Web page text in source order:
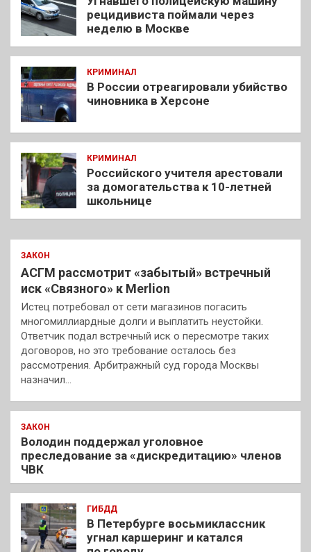
рецидивиста поймали через
неделю в Москве
КРИМИНАЛ
В России отреагировали убийство
чиновника в Херсоне
КРИМИНАЛ
Российского учителя арестовали
за домогательства к 10-летней
школьнице
ЗАКОН
АСГМ рассмотрит «забытый» встречный
иск «Связного» к Merlion
Истец потребовал от сети магазинов погасить
многомиллиардные долги и выплатить неустойки.
Ответчик подал встречный иск о пересмотре таких
договоров, но это требование осталось без
рассмотрения. Арбитражный суд города Москвы
назначил…
ЗАКОН
Володин поддержал уголовное
преследование за «дискредитацию» членов
ЧВК
ГИБДД
В Петербурге восьмиклассник
угнал каршеринг и катался